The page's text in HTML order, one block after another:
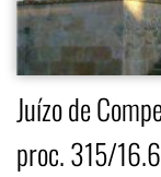
Juízo de
proc. 315/